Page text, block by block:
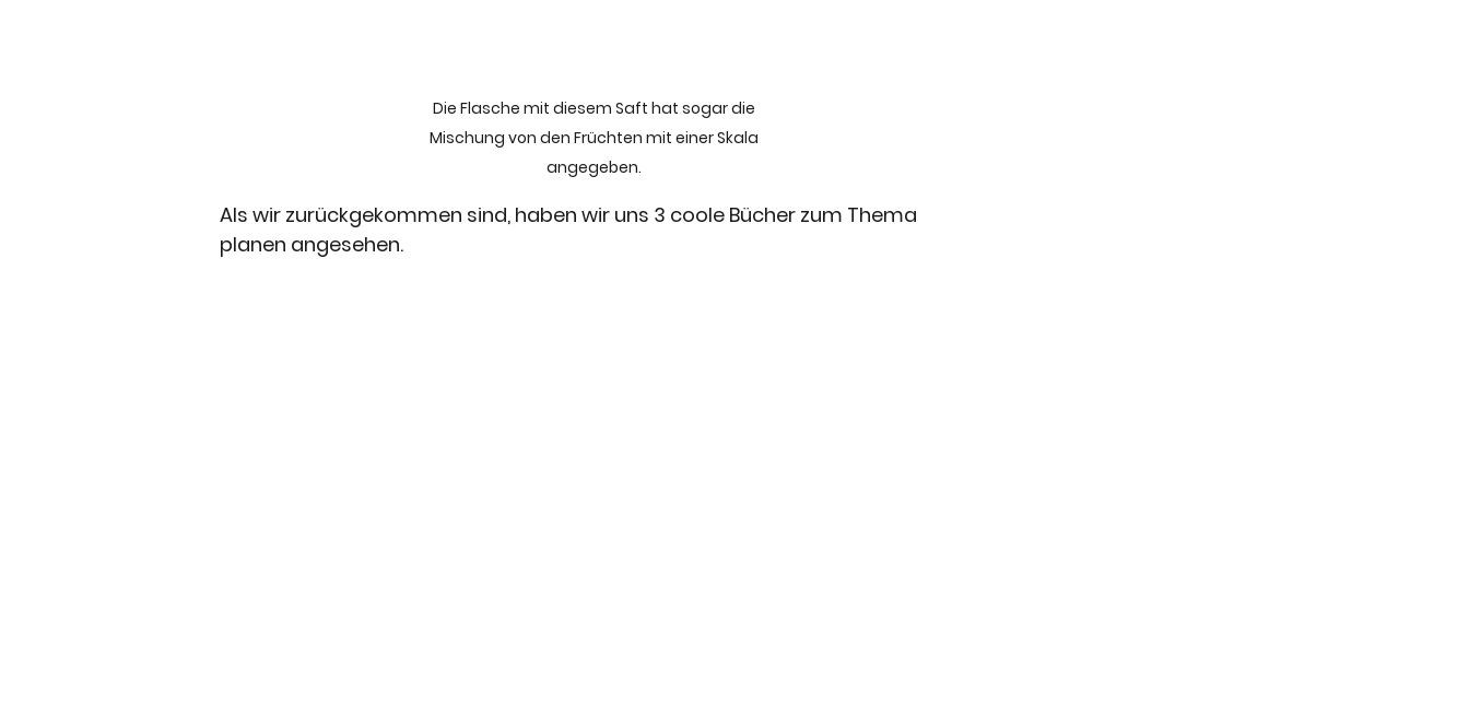
Die Flasche mit diesem Saft hat sogar die
Mischung von den Früchten mit einer Skala
angegeben.
Als wir zurückgekommen sind, haben wir uns 3 coole Bücher zum Thema
planen angesehen.